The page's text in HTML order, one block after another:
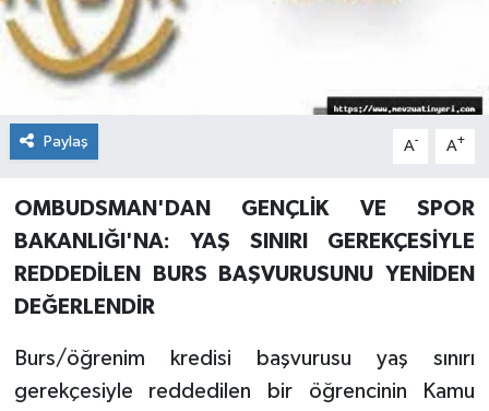
Paylaş A- A+
OMBUDSMAN'DAN GENÇLİK VE SPOR
BAKANLIĞI'NA: YAŞ SINIRI GEREKÇESİYLE
REDDEDİLEN BURS BAŞVURUSUNU YENİDEN
DEĞERLENDİR
Burs/öğrenim kredisi başvurusu yaş sınırı
gerekçesiyle reddedilen bir öğrencinin Kamu